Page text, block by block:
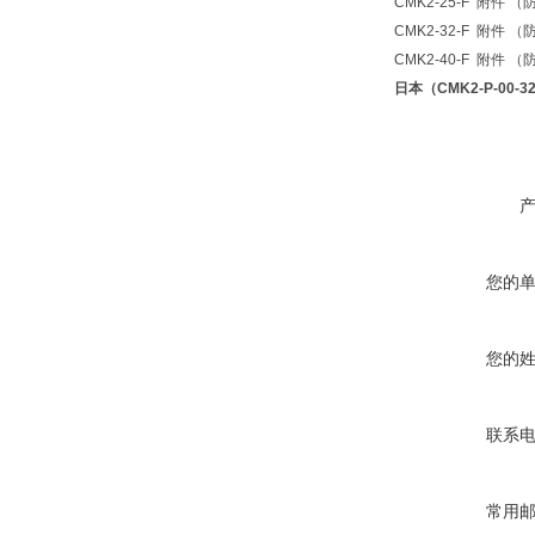
CMK2-32-F 附件 （
CMK2-40-F 附件 （
日本（CMK2-P-00-
您的
您的
联系
常用